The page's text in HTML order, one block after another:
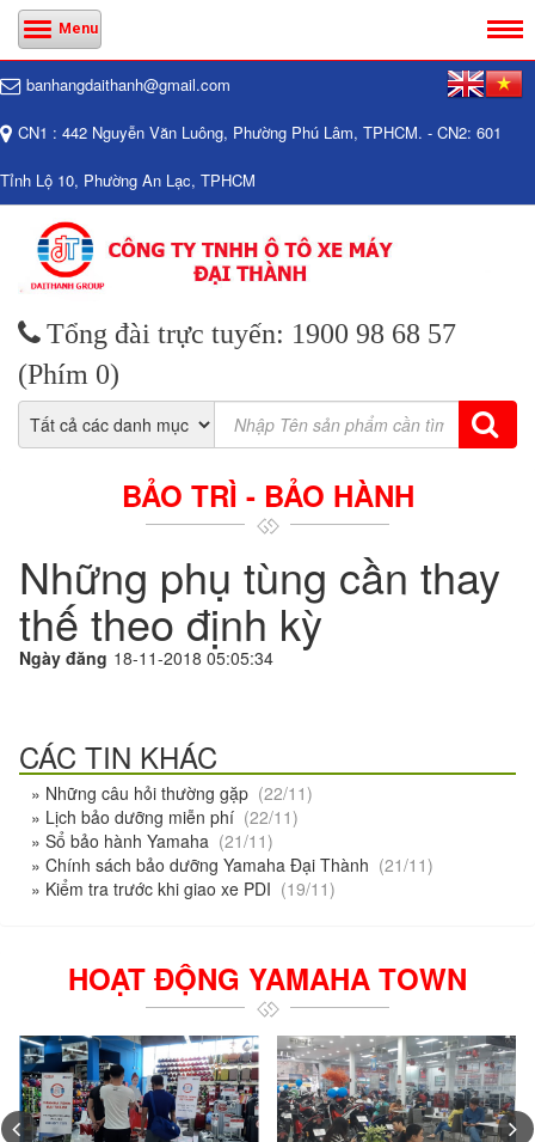
Menu
banhangdaithanh@gmail.com
CN1 : 442 Nguyễn Văn Luông, Phường Phú Lâm, TPHCM. - CN2: 601
Tỉnh Lộ 10, Phường An Lạc, TPHCM
Tổng đài trực tuyến: 1900 98 68 57
(Phím 0)
BẢO TRÌ - BẢO HÀNH
Những phụ tùng cần thay
thế theo định kỳ
Ngày đăng 18-11-2018 05:05:34
CÁC TIN KHÁC
» Những câu hỏi thường gặp (22/11)
» Lịch bảo dưỡng miễn phí (22/11)
» Sổ bảo hành Yamaha (21/11)
» Chính sách bảo dưỡng Yamaha Đại Thành (21/11)
» Kiểm tra trước khi giao xe PDI (19/11)
HOẠT ĐỘNG YAMAHA TOWN